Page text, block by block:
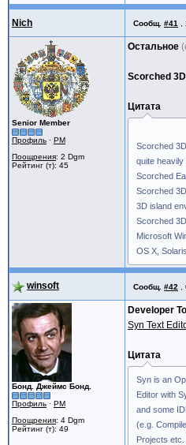
Nich Сообщ. #41
Senior Member
Профиль · PM
Поощрения: 2 Dgm
Рейтинг (т): 45
Остальное
Scorched 3D
Цитата
Scorched
quite
Scorched
Scorched
3D island
Scorched
Microsoft
OS X,
winsoft Сообщ. #42
Бонд. Джеймс Бонд.
Профиль · PM
Поощрения: 4 Dgm
Рейтинг (т): 49
Developer
Syn Text
Цитата
Syn is an
Editor with
and some
(e.g.
Projects etc.